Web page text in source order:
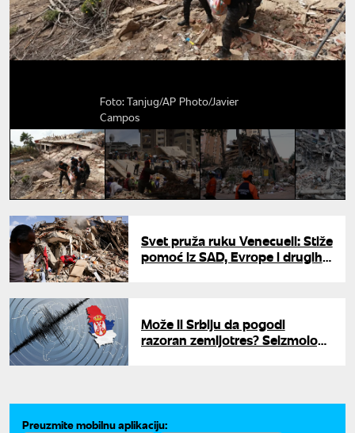
Foto: Tanjug/AP Photo/Javier
Campos
Svet pruža ruku Venecueli: Stiže
pomoć iz SAD, Evrope i drugih
Može li Srbiju da pogodi
razoran zemljotres? Seizmolog
Preuzmite mobilnu aplikaciju: